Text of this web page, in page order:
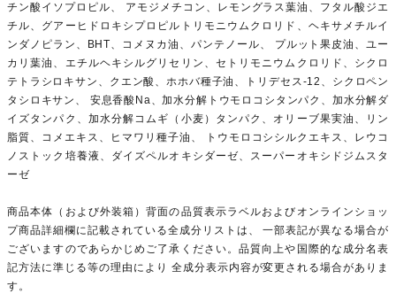
チン酸イソプロピル、 アモジメチコン、レモングラス葉油、フタル酸ジエ
チル、グアーヒドロキシプロピルトリモニウムクロリド、ヘキサメチルイ
ンダノピラン、BHT、コメヌカ油、パンテノール、 プルット果皮油、ユー
カリ葉油、エチルヘキシルグリセリン、セトリモニウムクロリド、シクロ
テトラシロキサン、クエン酸、ホホバ種子油、トリデセス-12、シクロペン
タシロキサン、 安息香酸Na、加水分解トウモロコシタンパク、加水分解ダ
イズタンパク、加水分解コムギ（小麦）タンパク、オリーブ果実油、リン
脂質、コメエキス、ヒマワリ種子油、 トウモロコシシルクエキス、レウコ
ノストック培養液、ダイズペルオキシダーゼ、スーパーオキシドジムスタ
ーゼ
商品本体（および外装箱）背面の品質表示ラベルおよびオンラインショッ
プ商品詳細欄に記載されている全成分リストは、 一部表記が異なる場合が
ございますのであらかじめご了承ください。品質向上や国際的な成分名表
記方法に準じる等の理由により 全成分表示内容が変更される場合がありま
す。